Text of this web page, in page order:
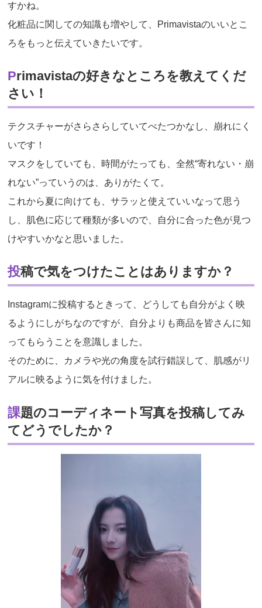
すかね。
化粧品に関しての知識も増やして、Primavistaのいいとこ
ろをもっと伝えていきたいです。
Primavistaの好きなところを教えてくだ
さい！
テクスチャーがさらさらしていてべたつかなし、崩れにく
いです！
マスクをしていても、時間がたっても、全然“寄れない・崩
れない”っていうのは、ありがたくて。
これから夏に向けても、サラッと使えていいなって思う
し、肌色に応じて種類が多いので、自分に合った色が見つ
けやすいかなと思いました。
投稿で気をつけたことはありますか？
Instagramに投稿するときって、どうしても自分がよく映
るようにしがちなのですが、自分よりも商品を皆さんに知
ってもらうことを意識しました。
そのために、カメラや光の角度を試行錯誤して、肌感がリ
アルに映るように気を付けました。
課題のコーディネート写真を投稿してみ
てどうでしたか？